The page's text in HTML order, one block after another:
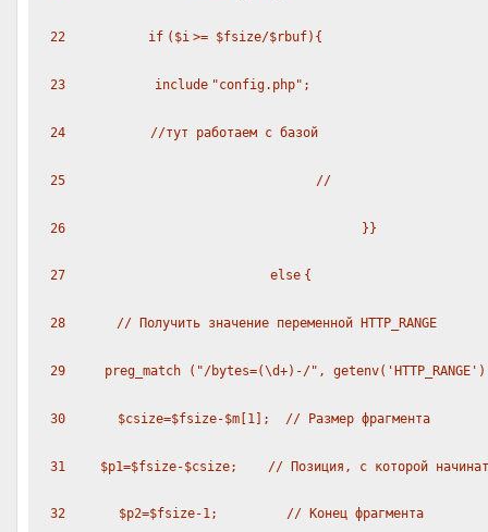
22 if ( $i >= $fsize/$rbuf){
23 include "config.php" ;
24 //тут работаем с базой
25 //
26 }}
27 else {
28 // Получить значение переменной HTTP_RANGE
29 preg_match ( "/bytes=(\d+)-/" , getenv( 'HTTP_RANGE'
30 $csize=$fsize-$m [1]; // Размер фрагмента
31 $p1=$fsize-$csize; // Позиция, с которой
32 $p2=$fsize-1; // Конец фрагмента